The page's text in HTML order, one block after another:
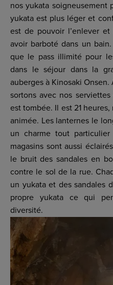
nos yukata soigneusement
yukata est plus léger et
est de pouvoir l’enlever
avoir barboté dans un
que le pass illimité pour
dans le séjour dans la
auberges à Kinosaki
sortons avec nos
est tombée. Il est 21
animée. Les lanternes le
un charme tout
magasins sont aussi
le bruit des sandales en
contre le sol de la rue.
un yukata et des sandales
propre yukata ce qui
diversité.